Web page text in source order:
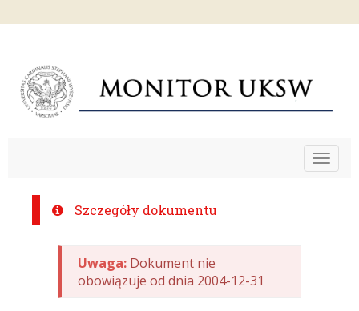
Toggle
Szczegóły dokumentu
Uwaga: Dokument nie
obowiązuje od dnia 2004-12-31